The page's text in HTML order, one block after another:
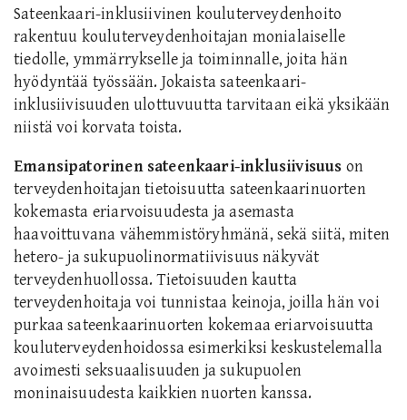
Sateenkaari-inklusiivinen kouluterveydenhoito
rakentuu kouluterveydenhoitajan monialaiselle
tiedolle, ymmärrykselle ja toiminnalle, joita hän
hyödyntää työssään. Jokaista sateenkaari-
inklusiivisuuden ulottuvuutta tarvitaan eikä yksikään
niistä voi korvata toista.
Emansipatorinen sateenkaari-inklusiivisuus on
terveydenhoitajan tietoisuutta sateenkaarinuorten
kokemasta eriarvoisuudesta ja asemasta
haavoittuvana vähemmistöryhmänä, sekä siitä, miten
hetero- ja sukupuolinormatiivisuus näkyvät
terveydenhuollossa. Tietoisuuden kautta
terveydenhoitaja voi tunnistaa keinoja, joilla hän voi
purkaa sateenkaarinuorten kokemaa eriarvoisuutta
kouluterveydenhoidossa esimerkiksi keskustelemalla
avoimesti seksuaalisuuden ja sukupuolen
moninaisuudesta kaikkien nuorten kanssa.